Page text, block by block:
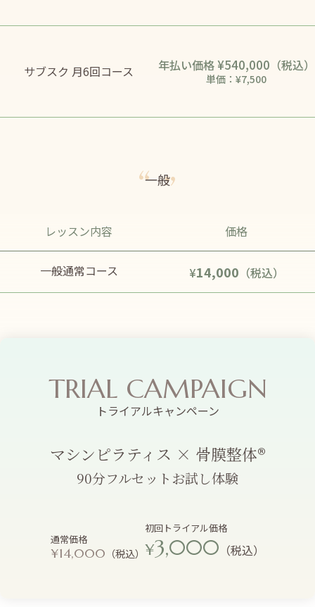
サブスク 月6回コース 年払い価格¥540,000 （税込）
単価：¥7,500
一般
レッスン内容 価格
一般通常コース ¥14,000 （税込）
TRIAL CAMPAIGN
トライアルキャンペーン
マシンピラティス × 骨膜整体®
90分フルセットお試し体験
通常価格
¥14,000 （税込）
初回トライアル価格
¥3,000 （税込）